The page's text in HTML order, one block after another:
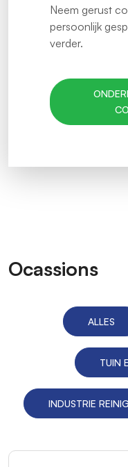
Neem gerust
persoonlijk
verder.
Ocassions
ALLES
TUIN
INDUSTRIE